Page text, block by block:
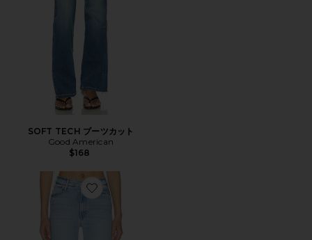
SOFT TECH ブーツカット
Good American
$168
Favorite HUSTLER フレア